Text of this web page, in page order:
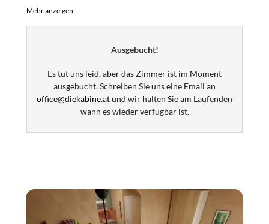
Psst: Natürlich dürfen hier auch alle Höhlenliebhaber
2026 Gäste bezogen werden können, sind die Bilder
Visualisierungen und keine Fotos! Es wird aber so oder
sehr ähnlich und wahrscheinlich noch viel schöner.
Mehr anzeigen
Ausgebucht!
Es tut uns leid, aber das Zimmer ist im Moment
ausgebucht. Schreiben Sie uns eine Email an
office@diekabine.atund wir halten Sie am Laufenden
wann es wieder verfügbar ist.